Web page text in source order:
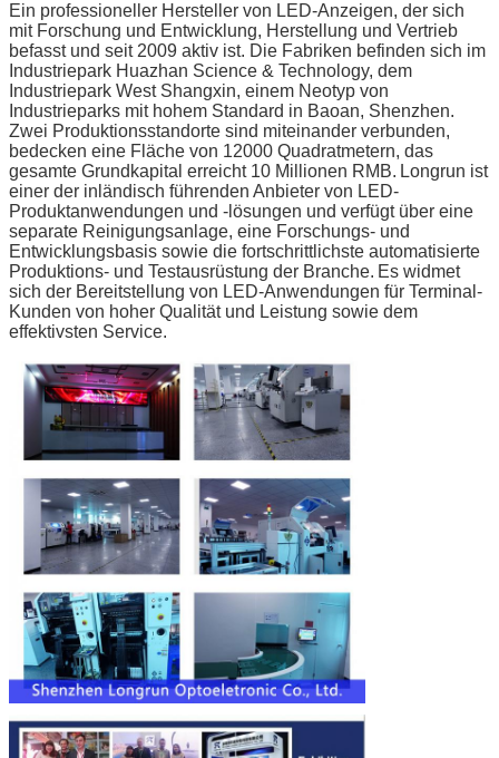
Ein professioneller Hersteller von LED-Anzeigen, der sich
mit Forschung und Entwicklung, Herstellung und Vertrieb
befasst und seit 2009 aktiv ist. Die Fabriken befinden sich im
Industriepark Huazhan Science & Technology, dem
Industriepark West Shangxin, einem Neotyp von
Industrieparks mit hohem Standard in Baoan, Shenzhen.
Zwei Produktionsstandorte sind miteinander verbunden,
bedecken eine Fläche von 12000 Quadratmetern, das
gesamte Grundkapital erreicht 10 Millionen RMB. Longrun ist
einer der inländisch führenden Anbieter von LED-
Produktanwendungen und -lösungen und verfügt über eine
separate Reinigungsanlage, eine Forschungs- und
Entwicklungsbasis sowie die fortschrittlichste automatisierte
Produktions- und Testausrüstung der Branche. Es widmet
sich der Bereitstellung von LED-Anwendungen für Terminal-
Kunden von hoher Qualität und Leistung sowie dem
effektivsten Service.